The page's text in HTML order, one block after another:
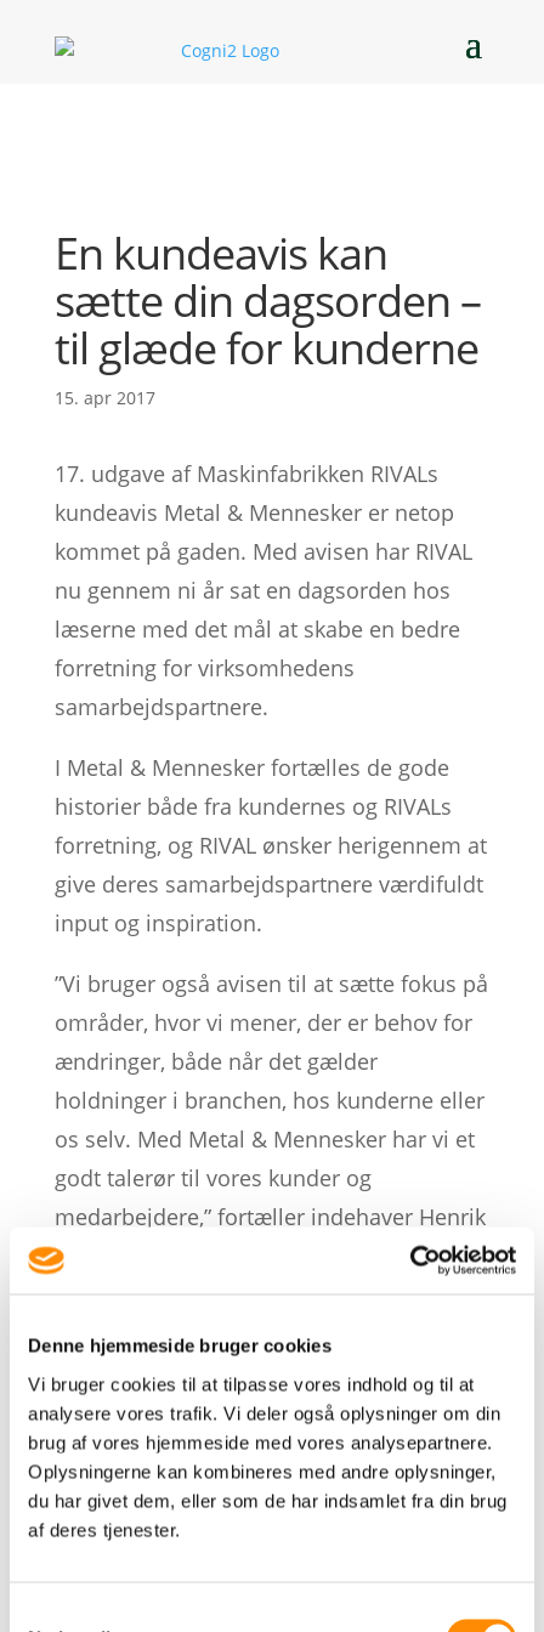
Denne hjemmeside bruger cookies
Vi bruger cookies til at tilpasse vores indhold og til at
analysere vores trafik. Vi deler også oplysninger om din
brug af vores hjemmeside med vores analysepartnere.
Oplysningerne kan kombineres med andre oplysninger,
du har givet dem, eller som de har indsamlet fra din brug
af deres tjenester.
En kundeavis kan
sætte din dagsorden –
til glæde for kunderne
15. apr 2017
17. udgave af Maskinfabrikken RIVALs
kundeavis Metal & Mennesker er netop
kommet på gaden. Med avisen har RIVAL
nu gennem ni år sat en dagsorden hos
læserne med det mål at skabe en bedre
forretning for virksomhedens
samarbejdspartnere.
I Metal & Mennesker fortælles de gode
historier både fra kundernes og RIVALs
forretning, og RIVAL ønsker herigennem at
give deres samarbejdspartnere værdifuldt
input og inspiration.
”Vi bruger også avisen til at sætte fokus på
områder, hvor vi mener, der er behov for
ændringer, både når det gælder
holdninger i branchen, hos kunderne eller
os selv. Med Metal & Mennesker har vi et
godt talerør til vores kunder og
medarbejdere,” fortæller indehaver Henrik
Holvad fra RIVAL.
Mennesker
TILBAGE TIL OVERSIGT